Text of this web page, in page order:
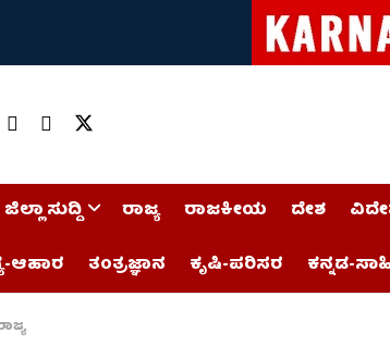
ಜಿಲ್ಲಾ ಸುದ್ದಿ ರಾಜ್ಯ ರಾಜಕೀಯ ದೇಶ
ಆಹಾರ
ತಂತ್ರಜ್ಞಾನ ಕೃಷಿ-ಪರಿಸರ ಕನ್ನಡ-